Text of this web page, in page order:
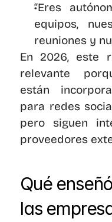
“Eres
equipos,
reuniones y
En 2026, este
relevante
están
para redes
pero siguen
proveedores
Qué
las